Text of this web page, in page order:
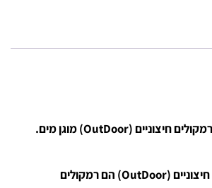
רמקול מוגן מים / חיצוניים (OutDoor) הם רמקולים